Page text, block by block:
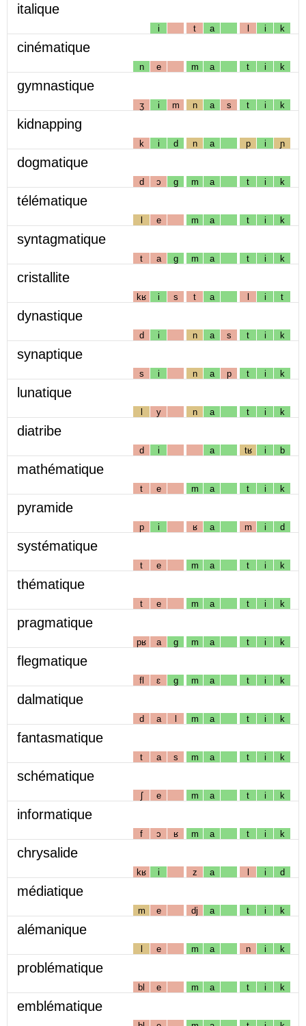
italique
i t a l i k
cinématique
n e m a t i k
gymnastique
ʒ i m n a s t i k
kidnapping
k i d n a p i ɲ
dogmatique
d ɔ g m a t i k
télématique
l e m a t i k
syntagmatique
t a g m a t i k
cristallite
kʁ i s t a l i t
dynastique
d i n a s t i k
synaptique
s i n a p t i k
lunatique
l y n a t i k
diatribe
d i a tʁ i b
mathématique
t e m a t i k
pyramide
p i ʁ a m i d
systématique
t e m a t i k
thématique
t e m a t i k
pragmatique
pʁ a g m a t i k
flegmatique
fl ɛ g m a t i k
dalmatique
d a l m a t i k
fantasmatique
t a s m a t i k
schématique
ʃ e m a t i k
informatique
f ɔ ʁ m a t i k
chrysalide
kʁ i z a l i d
médiatique
m e dj a t i k
alémanique
l e m a n i k
problématique
bl e m a t i k
emblématique